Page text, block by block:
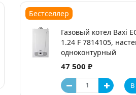
Бестселлер
Газовый котел Baxi
1.24 F 7814105,
одноконтурный
47 500 ₽